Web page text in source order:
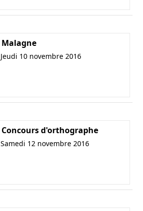
Malagne
Jeudi 10 novembre 2016
Concours d'orthographe
Samedi 12 novembre 2016